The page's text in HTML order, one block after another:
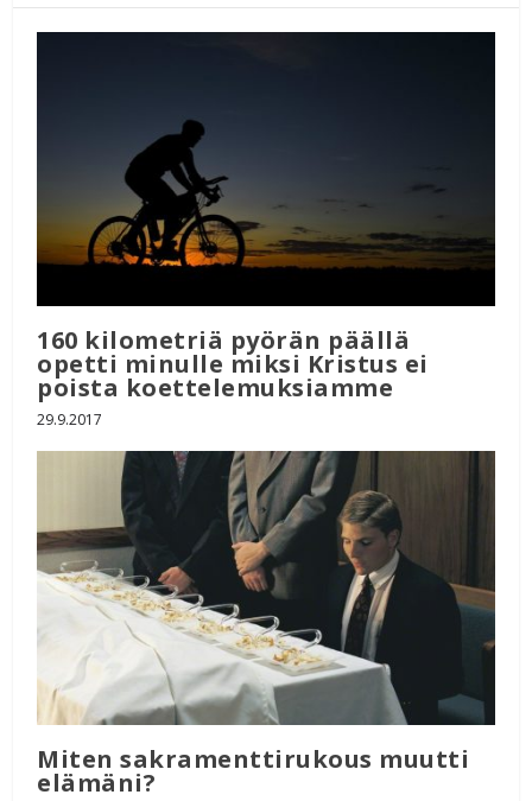
160 kilometriä pyörän päällä
opetti minulle miksi Kristus ei
poista koettelemuksiamme
29.9.2017
Miten sakramenttirukous muutti
elämäni?